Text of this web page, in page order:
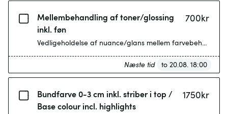
Mellembehandling af toner/glossing
inkl. føn
700kr
Vedligeholdelse af nuance/glans mellem
Næste tid to 20.08. 18:00
Bundfarve 0-3 cm inkl. striber i top /
Base colour incl. highlights
1750kr